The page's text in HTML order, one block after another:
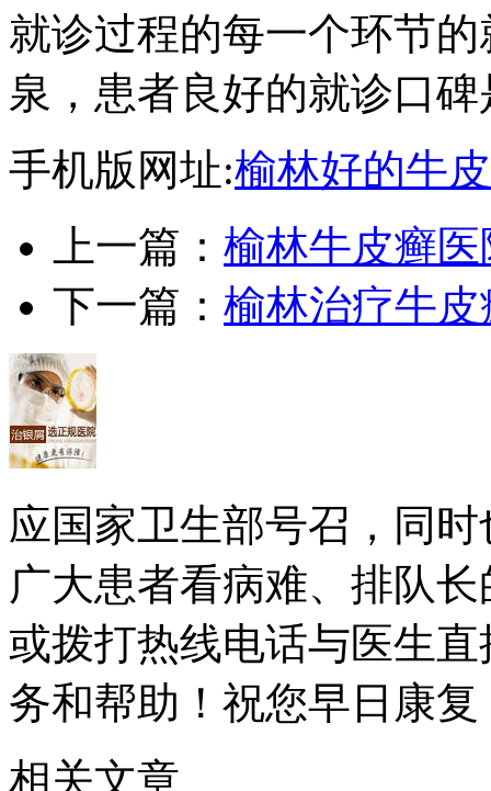
就诊过程的每一个环节
泉，患者良好的就诊口
手机版网址:榆林好的牛
上一篇： 榆林牛皮癣
下一篇： 榆林治疗牛
应国家卫生部号召，同
广大患者看病难、排队
或拨打热线电话与医生
务和帮助！祝您早日康
相关文章